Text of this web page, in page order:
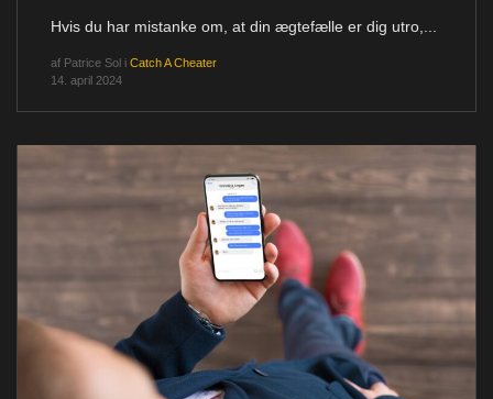
Hvis du har mistanke om, at din ægtefælle er dig utro,...
af Patrice Sol i Catch A Cheater
14. april 2024